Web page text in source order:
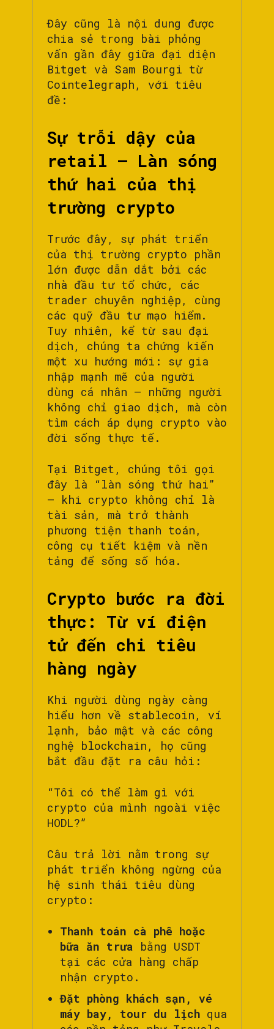
Đây cũng là nội dung được
chia sẻ trong bài phỏng
vấn gần đây giữa đại diện
Bitget và Sam Bourgi từ
Cointelegraph, với tiêu
đề:
Sự trỗi dậy của
retail – Làn sóng
thứ hai của thị
trường crypto
Trước đây, sự phát triển
của thị trường crypto phần
lớn được dẫn dắt bởi các
nhà đầu tư tổ chức, các
trader chuyên nghiệp, cùng
các quỹ đầu tư mạo hiểm.
Tuy nhiên, kể từ sau đại
dịch, chúng ta chứng kiến
một xu hướng mới: sự gia
nhập mạnh mẽ của người
dùng cá nhân – những người
không chỉ giao dịch, mà còn
tìm cách áp dụng crypto vào
đời sống thực tế.
Tại Bitget, chúng tôi gọi
đây là “làn sóng thứ hai”
– khi crypto không chỉ là
tài sản, mà trở thành
phương tiện thanh toán,
công cụ tiết kiệm và nền
tảng để sống số hóa.
Crypto bước ra đời
thực: Từ ví điện
tử đến chi tiêu
hàng ngày
Khi người dùng ngày càng
hiểu hơn về stablecoin, ví
lạnh, bảo mật và các công
nghệ blockchain, họ cũng
bắt đầu đặt ra câu hỏi:
“Tôi có thể làm gì với
crypto của mình ngoài việc
HODL?”
Câu trả lời nằm trong sự
phát triển không ngừng của
hệ sinh thái tiêu dùng
crypto:
Thanh toán cà phê hoặc
bữa ăn trưa bằng USDT
tại các cửa hàng chấp
nhận crypto.
Đặt phòng khách sạn, vé
máy bay, tour du lịch qua